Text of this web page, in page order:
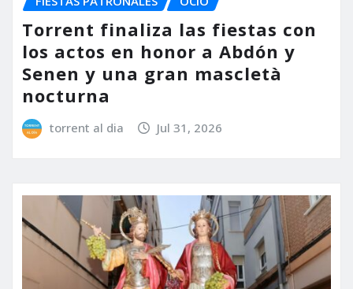
Torrent finaliza las fiestas con
los actos en honor a Abdón y
Senen y una gran mascletà
nocturna
torrent al dia Jul 31, 2026